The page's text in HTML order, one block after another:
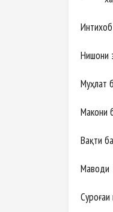
Нишони
Муҳлат
Макони
Вақти
Маводи